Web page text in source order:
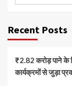
Recent Posts
₹2.82 करोड़ पाने के
कार्यक्रमों से जुड़ा